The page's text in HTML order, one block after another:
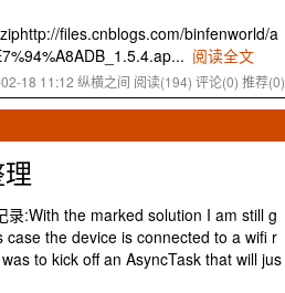
files.cnblogs.com/binfenworld/a
阅读全文
18 11:12 纵横之间 阅读(194) 评论(0) 推荐(0)
:With the marked solution I am still g
the device is connected to a wifi r
to kick off an AsyncTask that will jus